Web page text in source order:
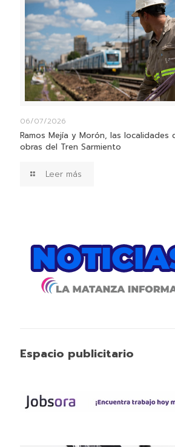
06/07/2026
Ramos Mejía y Morón, las localidades
obras del Tren Sarmiento
Leer más
Espacio publicitario